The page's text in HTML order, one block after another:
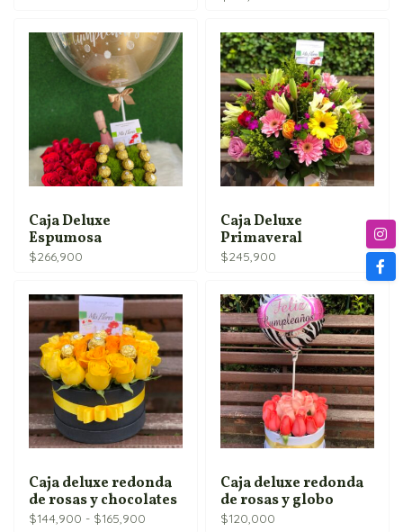
Caja Deluxe
Espumosa
$266,900
Caja Deluxe
Primaveral
$245,900
Caja deluxe redonda
de rosas y chocolates
$144,900 - $165,900
Caja deluxe redonda
de rosas y globo
$120,000